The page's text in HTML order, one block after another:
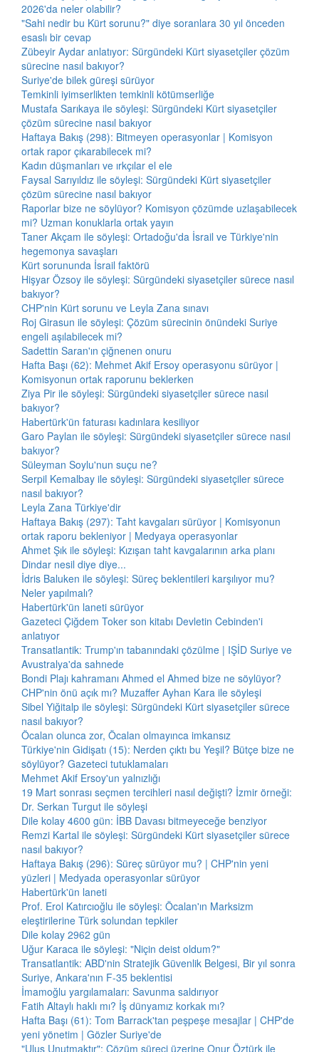
2026'da neler olabilir?
"Sahi nedir bu Kürt sorunu?" diye soranlara 30 yıl önceden
esaslı bir cevap
Zübeyir Aydar anlatıyor: Sürgündeki Kürt siyasetçiler çözüm
sürecine nasıl bakıyor?
Suriye'de bilek güreşi sürüyor
Temkinli iyimserlikten temkinli kötümserliğe
Mustafa Sarıkaya ile söyleşi: Sürgündeki Kürt siyasetçiler
çözüm sürecine nasıl bakıyor
Haftaya Bakış (298): Bitmeyen operasyonlar | Komisyon
ortak rapor çıkarabilecek mi?
Kadın düşmanları ve ırkçılar el ele
Faysal Sarıyıldız ile söyleşi: Sürgündeki Kürt siyasetçiler
çözüm sürecine nasıl bakıyor
Raporlar bize ne söylüyor? Komisyon çözümde uzlaşabilecek
mi? Uzman konuklarla ortak yayın
Taner Akçam ile söyleşi: Ortadoğu'da İsrail ve Türkiye'nin
hegemonya savaşları
Kürt sorununda İsrail faktörü
Hişyar Özsoy ile söyleşi: Sürgündeki siyasetçiler sürece nasıl
bakıyor?
CHP'nin Kürt sorunu ve Leyla Zana sınavı
Roj Girasun ile söyleşi: Çözüm sürecinin önündeki Suriye
engeli aşılabilecek mi?
Sadettin Saran'ın çiğnenen onuru
Hafta Başı (62): Mehmet Akif Ersoy operasyonu sürüyor |
Komisyonun ortak raporunu beklerken
Ziya Pir ile söyleşi: Sürgündeki siyasetçiler sürece nasıl
bakıyor?
Habertürk'ün faturası kadınlara kesiliyor
Garo Paylan ile söyleşi: Sürgündeki siyasetçiler sürece nasıl
bakıyor?
Süleyman Soylu'nun suçu ne?
Serpil Kemalbay ile söyleşi: Sürgündeki siyasetçiler sürece
nasıl bakıyor?
Leyla Zana Türkiye'dir
Haftaya Bakış (297): Taht kavgaları sürüyor | Komisyonun
ortak raporu bekleniyor | Medyaya operasyonlar
Ahmet Şık ile söyleşi: Kızışan taht kavgalarının arka planı
Dindar nesil diye diye...
İdris Baluken ile söyleşi: Süreç beklentileri karşılıyor mu?
Neler yapılmalı?
Habertürk'ün laneti sürüyor
Gazeteci Çiğdem Toker son kitabı Devletin Cebinden'i
anlatıyor
Transatlantik: Trump'ın tabanındaki çözülme | IŞİD Suriye ve
Avustralya'da sahnede
Bondi Plajı kahramanı Ahmed el Ahmed bize ne söylüyor?
CHP'nin önü açık mı? Muzaffer Ayhan Kara ile söyleşi
Sibel Yiğitalp ile söyleşi: Sürgündeki Kürt siyasetçiler sürece
nasıl bakıyor?
Öcalan olunca zor, Öcalan olmayınca imkansız
Türkiye'nin Gidişatı (15): Nerden çıktı bu Yeşil? Bütçe bize ne
söylüyor? Gazeteci tutuklamaları
Mehmet Akif Ersoy'un yalnızlığı
19 Mart sonrası seçmen tercihleri nasıl değişti? İzmir örneği:
Dr. Serkan Turgut ile söyleşi
Dile kolay 4600 gün: İBB Davası bitmeyeceğe benziyor
Remzi Kartal ile söyleşi: Sürgündeki Kürt siyasetçiler sürece
nasıl bakıyor?
Haftaya Bakış (296): Süreç sürüyor mu? | CHP'nin yeni
yüzleri | Medyada operasyonlar sürüyor
Habertürk'ün laneti
Prof. Erol Katırcıoğlu ile söyleşi: Öcalan'ın Marksizm
eleştirilerine Türk solundan tepkiler
Dile kolay 2962 gün
Uğur Karaca ile söyleşi: "Niçin deist oldum?"
Transatlantik: ABD'nin Stratejik Güvenlik Belgesi, Bir yıl sonra
Suriye, Ankara'nın F-35 beklentisi
İmamoğlu yargılamaları: Savunma saldırıyor
Fatih Altaylı haklı mı? İş dünyamız korkak mı?
Hafta Başı (61): Tom Barrack'tan peşpeşe mesajlar | CHP'de
yeni yönetim | Gözler Suriye'de
"Ulus Unutmaktır": Çözüm süreci üzerine Onur Öztürk ile